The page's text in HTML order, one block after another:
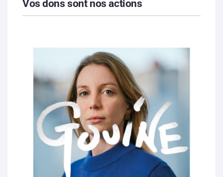
Vos dons sont nos actions